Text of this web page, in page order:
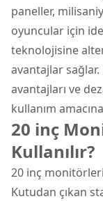
paneller,
oyuncular için
teknolojisine
avantajlar
avantajları ve
kullanım
20 inç
Kullanılır?
20 inç
Kutudan çıkan